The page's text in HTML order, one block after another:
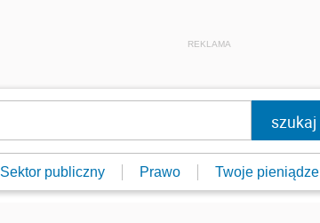
REKLAMA
Sektor publiczny Prawo Twoje pieniądze